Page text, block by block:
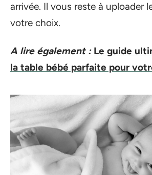
arrivée. Il vous reste à uploader
votre choix.
A lire également : Le guide
la table bébé parfaite pour